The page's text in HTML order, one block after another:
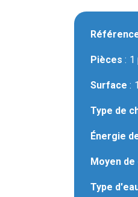
Pièces 1
Surface
Type de
Énergie
Moyen
Type